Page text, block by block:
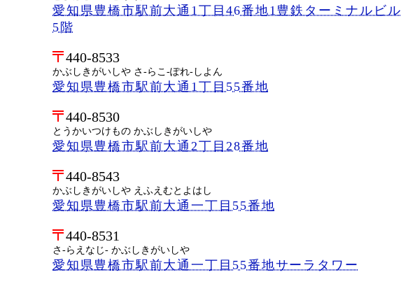
愛知県豊橋市駅前大通1丁目46番地1豊鉄ターミナルビル
5階
440-8533
かぶしきがいしや さ-らこ-ぽれ-しよん
愛知県豊橋市駅前大通1丁目55番地
440-8530
とうかいつけもの かぶしきがいしや
愛知県豊橋市駅前大通2丁目28番地
440-8543
かぶしきがいしや えふえむとよはし
愛知県豊橋市駅前大通一丁目55番地
440-8531
さ-らえなじ- かぶしきがいしや
愛知県豊橋市駅前大通一丁目55番地サーラタワー